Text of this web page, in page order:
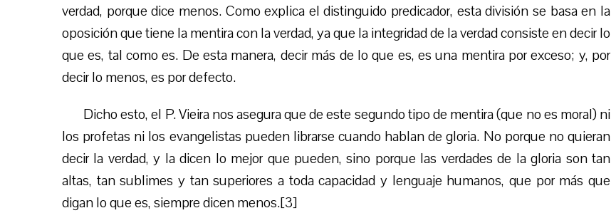
verdad, porque dice menos. Como explica el distinguido predicador, esta división se basa en la
oposición que tiene la mentira con la verdad, ya que la integridad de la verdad consiste en decir lo
que es, tal como es. De esta manera, decir más de lo que es, es una mentira por exceso; y, por
decir lo menos, es por defecto.
Dicho esto, el P. Vieira nos asegura que de este segundo tipo de mentira (que no es moral) ni
los profetas ni los evangelistas pueden librarse cuando hablan de gloria. No porque no quieran
decir la verdad, y la dicen lo mejor que pueden, sino porque las verdades de la gloria son tan
altas, tan sublimes y tan superiores a toda capacidad y lenguaje humanos, que por más que
digan lo que es, siempre dicen menos.[3]